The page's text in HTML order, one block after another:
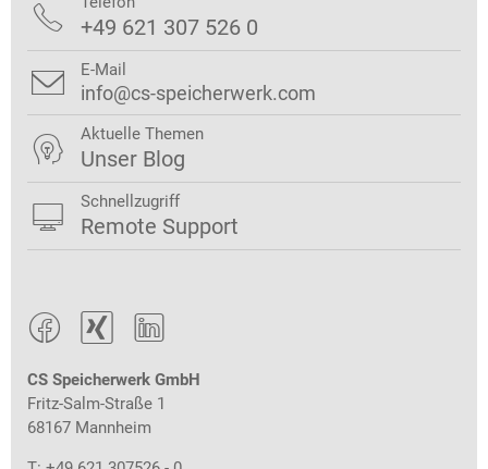
  
CS Speicherwerk GmbH
Fritz-Salm-Straße 1
68167 Mannheim
 +49 621 307 526 0
 E-Mail
info@cs-speicherwerk.com
 Aktuelle Themen
Unser Blog
 Schnellzugriff
Remote Support